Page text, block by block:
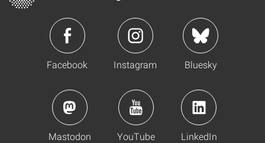
Facebook Instagram Bluesky
Mastodon YouTube LinkedIn